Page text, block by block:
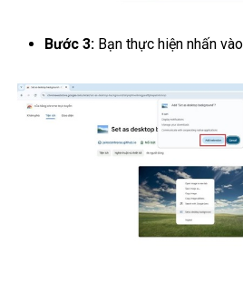
Bước 3:Bạn thực hiện nhấn